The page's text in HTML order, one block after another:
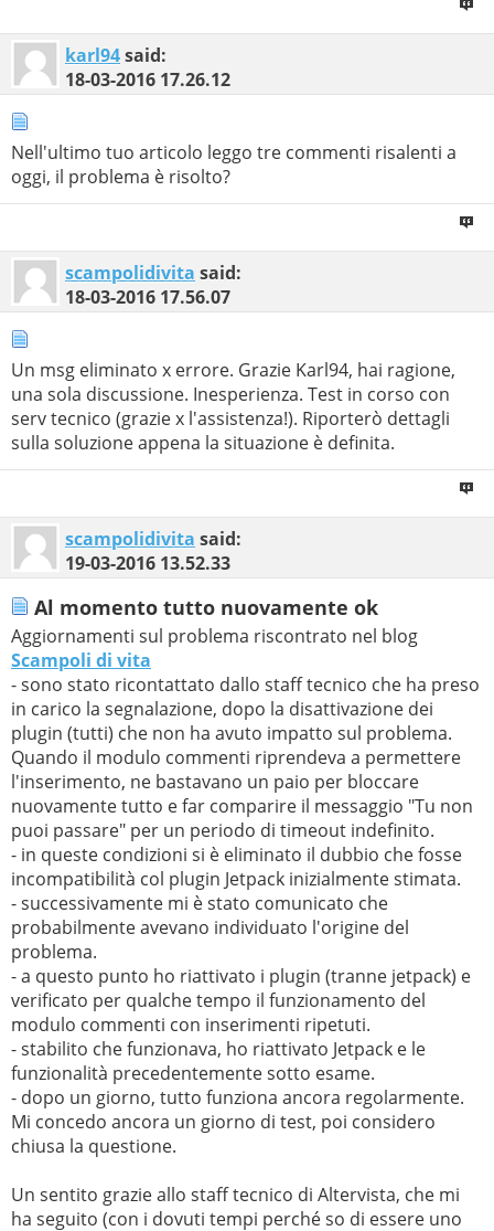
karl94said:
18-03-2016 17.26.12
Nell'ultimo tuo articolo leggo tre commenti risalenti a
oggi, il problema è risolto?
scampolidivita said:
18-03-2016 17.56.07
Un msg eliminato x errore. Grazie Karl94, hai ragione,
una sola discussione. Inesperienza. Test in corso con
serv tecnico (grazie x l'assistenza!). Riporterò dettagli
sulla soluzione appena la situazione è definita.
scampolidivita said:
19-03-2016 13.52.33
Al momento tutto nuovamente ok
Aggiornamenti sul problema riscontrato nel blog
Scampoli di vita
- sono stato ricontattato dallo staff tecnico che ha preso
in carico la segnalazione, dopo la disattivazione dei
plugin (tutti) che non ha avuto impatto sul problema.
Quando il modulo commenti riprendeva a permettere
l'inserimento, ne bastavano un paio per bloccare
nuovamente tutto e far comparire il messaggio "Tu non
puoi passare" per un periodo di timeout indefinito.
- in queste condizioni si è eliminato il dubbio che fosse
incompatibilità col plugin Jetpack inizialmente stimata.
- successivamente mi è stato comunicato che
probabilmente avevano individuato l'origine del
problema.
- a questo punto ho riattivato i plugin (tranne jetpack) e
verificato per qualche tempo il funzionamento del
modulo commenti con inserimenti ripetuti.
- stabilito che funzionava, ho riattivato Jetpack e le
funzionalità precedentemente sotto esame.
- dopo un giorno, tutto funziona ancora regolarmente.
Mi concedo ancora un giorno di test, poi considero
chiusa la questione.
Un sentito grazie allo staff tecnico di Altervista, che mi
ha seguito (con i dovuti tempi perché so di essere uno